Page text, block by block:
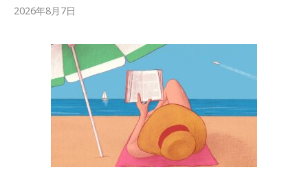
2026年8月7日